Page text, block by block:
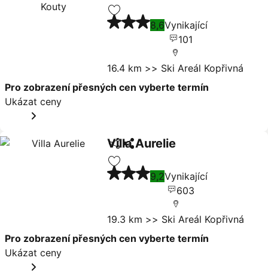
Přidat na seznam oblíbených
Ukázat ceny
3 Počet hvězdiček
8,6Vynikající
101
16.4 km >> Ski Areál Kopřivná
Pro zobrazení přesných cen vyberte termín
Ukázat ceny
Sdílet
Přidat na seznam oblíbených
Villa Aurelie
Ukázat ceny
3 Počet hvězdiček
9,2Vynikající
603
19.3 km >> Ski Areál Kopřivná
Pro zobrazení přesných cen vyberte termín
Ukázat ceny